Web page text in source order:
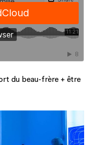
du beau-frère + être